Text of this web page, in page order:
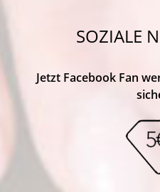
SOZIALE
Jetzt Facebook Fan